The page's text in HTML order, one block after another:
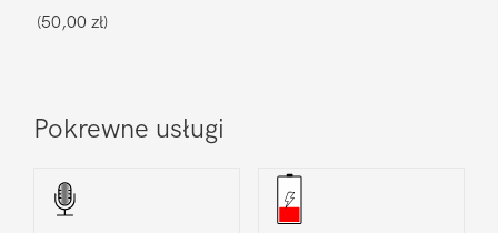
Lite
(50,00 zł)
Pokrewne usługi